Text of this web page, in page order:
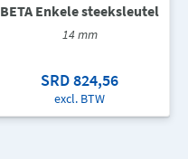
BETA Enkele steeksleutel
14 mm
SRD 824,56
excl. BTW